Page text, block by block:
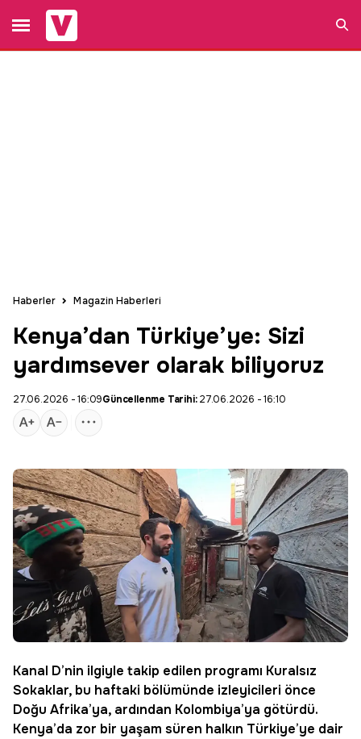
Haberler Magazin Haberleri
Kenya’dan Türkiye’ye: Sizi
yardımsever olarak biliyoruz
27.06.2026 - 16:09Güncellenme Tarihi:27.06.2026 - 16:10
Kanal D’nin ilgiyle takip edilen programı Kuralsız
Sokaklar, bu haftaki bölümünde izleyicileri önce
Doğu Afrika’ya, ardından Kolombiya’ya götürdü.
Kenya’da zor bir yaşam süren halkın Türkiye’ye dair